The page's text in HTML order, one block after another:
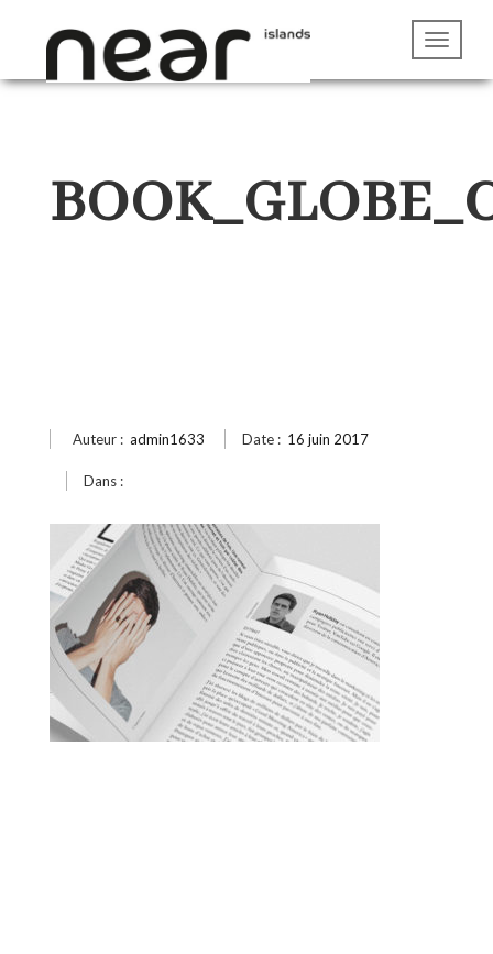
Auteur : admin1633 Date : 16 juin 2017
Dans :